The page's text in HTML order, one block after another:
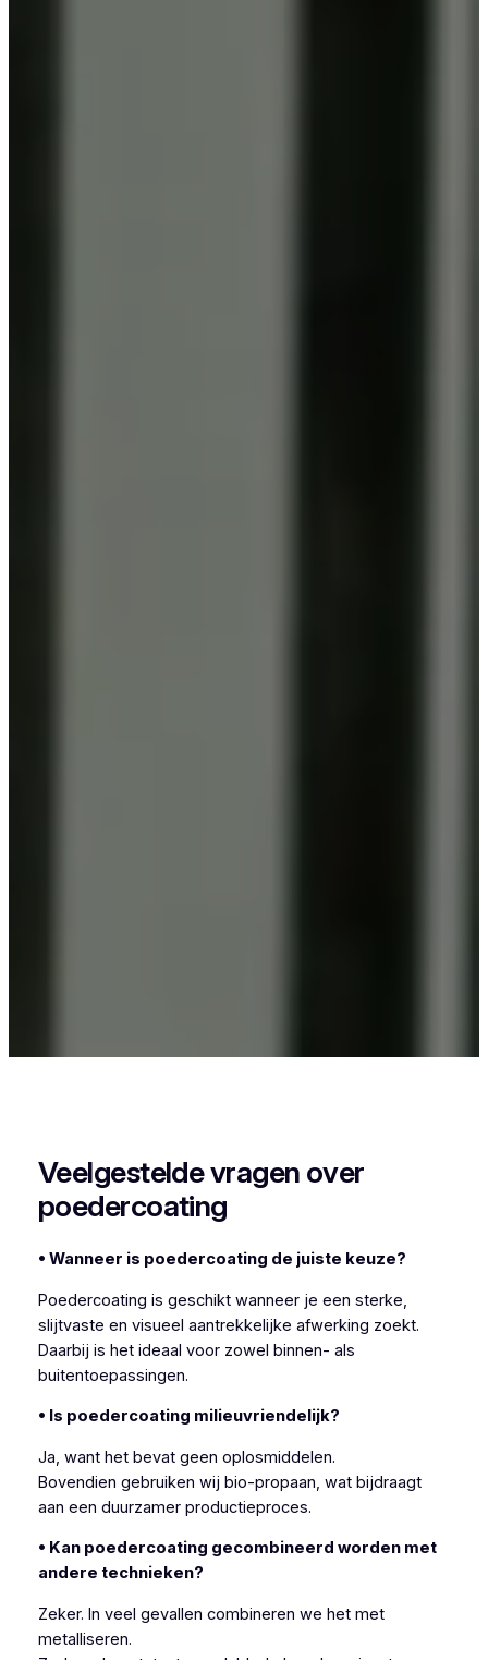
Veelgestelde vragen over
poedercoating
• Wanneer is poedercoating de juiste keuze?
Poedercoating is geschikt wanneer je een sterke,
slijtvaste en visueel aantrekkelijke afwerking zoekt.
Daarbij is het ideaal voor zowel binnen- als
buitentoepassingen.
• Is poedercoating milieuvriendelijk?
Ja, want het bevat geen oplosmiddelen.
Bovendien gebruiken wij bio-propaan, wat bijdraagt
aan een duurzamer productieproces.
• Kan poedercoating gecombineerd worden met
andere technieken?
Zeker. In veel gevallen combineren we het met
metalliseren.